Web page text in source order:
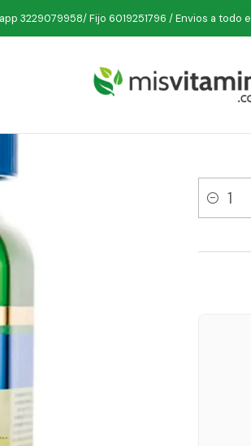
3229079958/ Fijo 6019251796 / Envios a todo
Suplementos Alcachofa Alcachofa +
Cantidad